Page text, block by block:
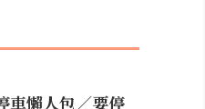
車懶人包／要停